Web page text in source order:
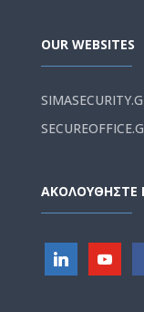
OUR WEBSITES
ΑΚΟΛΟΥΘΗΣΤΕ